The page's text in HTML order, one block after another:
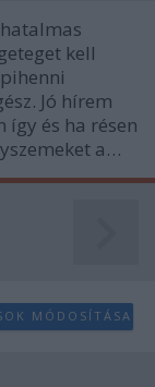
kell
Jó hírem
így és ha résen
a…
MÓDOSÍTÁSA